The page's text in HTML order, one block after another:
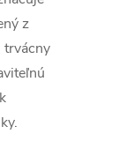
z
trvácny